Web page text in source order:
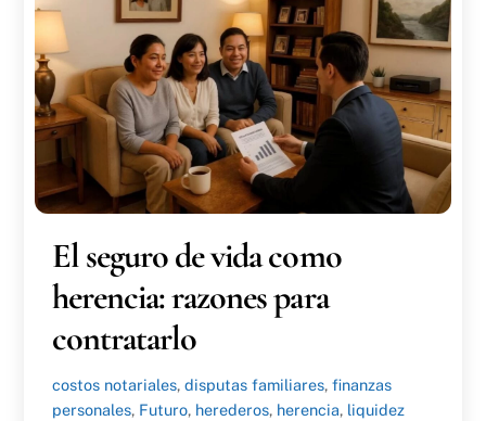
El seguro de vida como
herencia: razones para
contratarlo
costos notariales, disputas familiares, finanzas
personales, Futuro, herederos, herencia, liquidez